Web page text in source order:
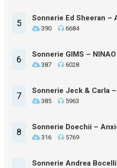
5 Sonnerie Ed Sheeran –
390 6684
6 Sonnerie GIMS – NINAO
387 6028
7 Sonnerie Jeck & Carla –
385 5963
8 Sonnerie Doechii –
316 5769
Sonnerie Andrea